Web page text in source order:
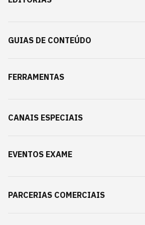
GUIAS DE CONTEÚDO
FERRAMENTAS
CANAIS ESPECIAIS
EVENTOS EXAME
PARCERIAS COMERCIAIS